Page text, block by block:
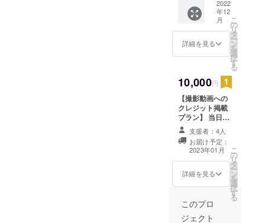
えくだ
さい。
また、
来場予
定の方
場合は
お手数
ですが
ご連絡
をお願
い致し
ます。
・実行
委員会
礼の
メッ
を配信
致しま
しま
す。 当
日会場
でのお
渡しも
内容＞
・オリ
ジナル
デザイ
ンタオ
ル（1
枚）
縦：約
20cm
110cm
・クリ
イル：1
枚（A4
れば一
体感も
マック
ス！に
なるオ
リジナ
ルTシャ
希望の
方は、
当日会
場でお
渡しも
可能で
す。イ
ベント
当日に
このT
シャツ
日気分
2022
年12
月
詳細を見る
こ
の
リ
タ
ー
ン
を
選
択
す
る
10,000円
【撮影動画への
クレジット掲載
プラン】 当日の
様子は後日
YouTubeにて
アーカイブ予定
です。 そちらの
クレジットに協
賛者さまとして
きます。 備考欄
に掲載名をご記
支援者：4人
お届け予定：
2023年01月
詳細を見る
こ
の
リ
タ
ー
ン
を
選
択
す
る
このプロ
ジェクト